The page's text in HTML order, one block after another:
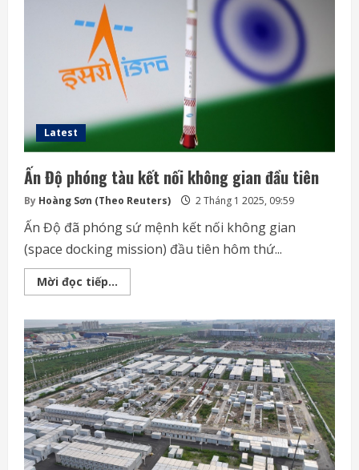
riêng
Latest
Ấn Độ phóng tàu kết nối không gian đầu tiên
By Hoàng Sơn (Theo Reuters) 2 Tháng 1 2025, 09:59
Ấn Độ đã phóng sứ mệnh kết nối không gian
(space docking mission) đầu tiên hôm thứ...
Mời đọc tiếp...
Độ
kết
nối
không
gian
đầu
tiên